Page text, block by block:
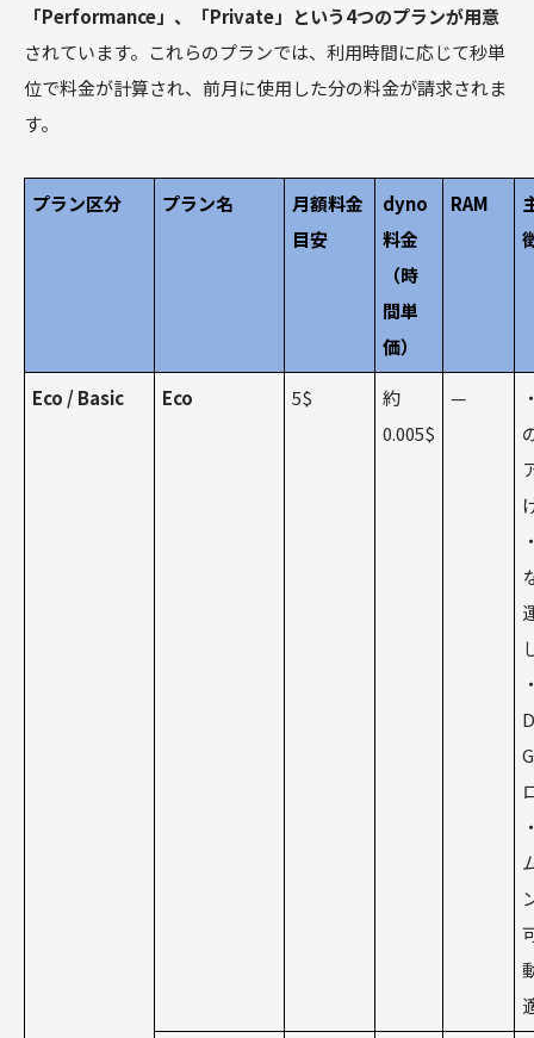
「Performance」、「Private」という4つのプランが用意
されています。これらのプランでは、利用時間に応じて秒単
位で料金が計算され、前月に使用した分の料金が請求されま
す。
プラン区分 プラン名
月額料金
目安
dyno
料金
（時
間単
価）
RAM
Eco / Basic Eco 5$
約
0.005$
—